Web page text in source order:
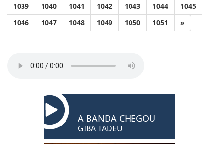
1039
1040 1041 1042 1043 1044
1045
1046
1047 1048 1049 1050 1051 »
A BANDA CHEGOU
GIBA TADEU